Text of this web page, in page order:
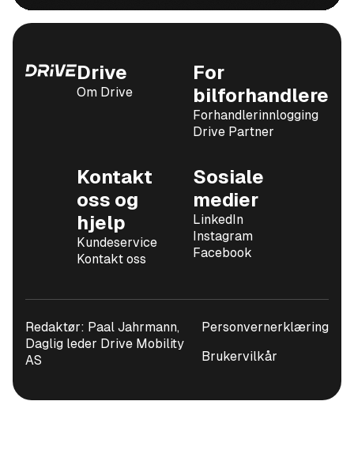
Drive
Om Drive
For
bilforhandlere
Forhandlerinnlogging
Drive Partner
Kontakt
oss og
hjelp
Kundeservice
Kontakt oss
Sosiale
medier
LinkedIn
Instagram
Facebook
Redaktør: Paal Jahrmann,
Daglig leder Drive Mobility
AS
Personvernerklæring
Brukervilkår